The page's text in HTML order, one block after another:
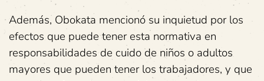
Además, Obokata mencionó su inquietud por los
efectos que puede tener esta normativa en
responsabilidades de cuido de niños o adultos
mayores que pueden tener los trabajadores, y que